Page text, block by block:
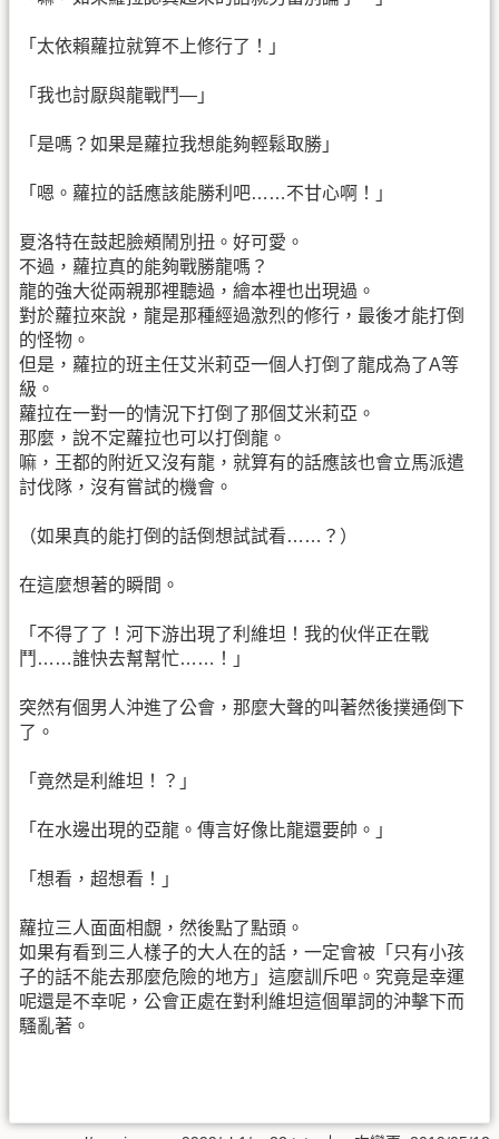
「太依賴蘿拉就算不上修行了！」
「我也討厭與龍戰鬥—」
「是嗎？如果是蘿拉我想能夠輕鬆取勝」
「嗯。蘿拉的話應該能勝利吧……不甘心啊！」
夏洛特在鼓起臉頰鬧別扭。好可愛。
不過，蘿拉真的能夠戰勝龍嗎？
龍的強大從兩親那裡聽過，繪本裡也出現過。
對於蘿拉來說，龍是那種經過激烈的修行，最後才能打倒
的怪物。
但是，蘿拉的班主任艾米莉亞一個人打倒了龍成為了A等
級。
蘿拉在一對一的情況下打倒了那個艾米莉亞。
那麼，說不定蘿拉也可以打倒龍。
嘛，王都的附近又沒有龍，就算有的話應該也會立馬派遣
討伐隊，沒有嘗試的機會。
（如果真的能打倒的話倒想試試看……？）
在這麼想著的瞬間。
「不得了了！河下游出現了利維坦！我的伙伴正在戰
鬥……誰快去幫幫忙……！」
突然有個男人沖進了公會，那麼大聲的叫著然後撲通倒下
了。
「竟然是利維坦！？」
「在水邊出現的亞龍。傳言好像比龍還要帥。」
「想看，超想看！」
蘿拉三人面面相覷，然後點了點頭。
如果有看到三人樣子的大人在的話，一定會被「只有小孩
子的話不能去那麼危險的地方」這麼訓斥吧。究竟是幸運
呢還是不幸呢，公會正處在對利維坦這個單詞的沖擊下而
騷亂著。